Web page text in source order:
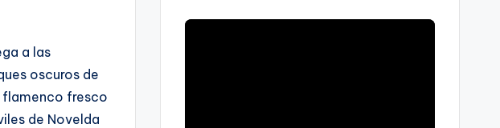
a las
oscuros de
flamenco fresco
de Novelda